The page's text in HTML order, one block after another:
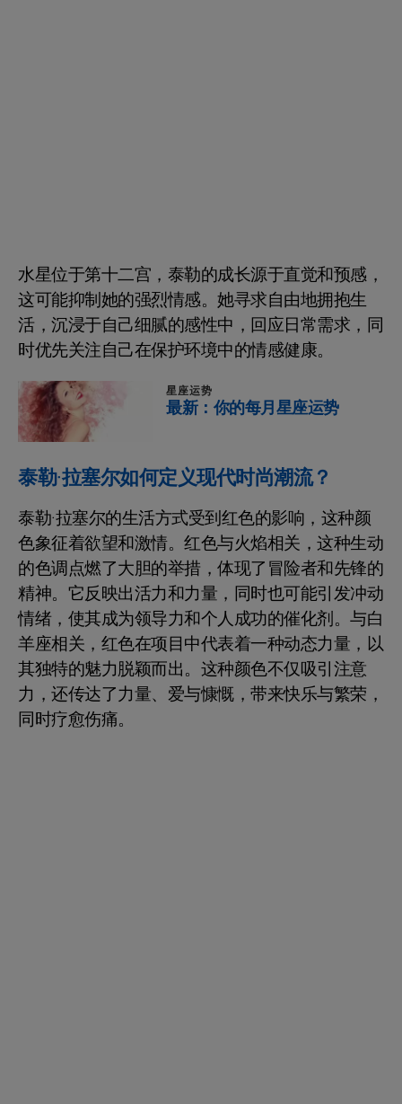
水星位于第十二宫，泰勒的成长源于直觉和预感，
这可能抑制她的强烈情感。她寻求自由地拥抱生
活，沉浸于自己细腻的感性中，回应日常需求，同
时优先关注自己在保护环境中的情感健康。
星座运势
最新：你的每月星座运势
泰勒·拉塞尔如何定义现代时尚潮流？
泰勒·拉塞尔的生活方式受到红色的影响，这种颜
色象征着欲望和激情。红色与火焰相关，这种生动
的色调点燃了大胆的举措，体现了冒险者和先锋的
精神。它反映出活力和力量，同时也可能引发冲动
情绪，使其成为领导力和个人成功的催化剂。与白
羊座相关，红色在项目中代表着一种动态力量，以
其独特的魅力脱颖而出。这种颜色不仅吸引注意
力，还传达了力量、爱与慷慨，带来快乐与繁荣，
同时疗愈伤痛。